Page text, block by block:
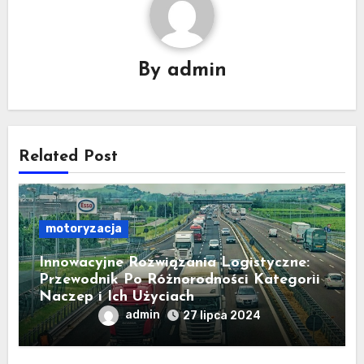
By admin
Related Post
motoryzacja
Innowacyjne Rozwiązania Logistyczne:
Przewodnik Po Różnorodności Kategorii
Naczep i Ich Użyciach
admin 27 lipca 2024